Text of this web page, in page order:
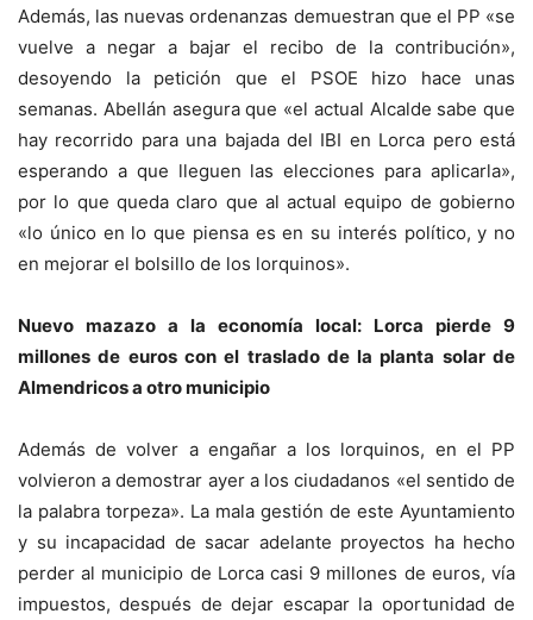
Además, las nuevas ordenanzas demuestran que el PP «se
vuelve a negar a bajar el recibo de la contribución»,
desoyendo la petición que el PSOE hizo hace unas
semanas. Abellán asegura que «el actual Alcalde sabe que
hay recorrido para una bajada del IBI en Lorca pero está
esperando a que lleguen las elecciones para aplicarla»,
por lo que queda claro que al actual equipo de gobierno
«lo único en lo que piensa es en su interés político, y no
en mejorar el bolsillo de los lorquinos».
Nuevo mazazo a la economía local: Lorca pierde 9
millones de euros con el traslado de la planta solar de
Almendricos a otro municipio
Además de volver a engañar a los lorquinos, en el PP
volvieron a demostrar ayer a los ciudadanos «el sentido de
la palabra torpeza». La mala gestión de este Ayuntamiento
y su incapacidad de sacar adelante proyectos ha hecho
perder al municipio de Lorca casi 9 millones de euros, vía
impuestos, después de dejar escapar la oportunidad de